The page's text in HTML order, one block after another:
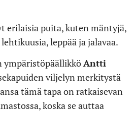
erilaisia ​​puita, kuten mäntyjä,
leppää ja jalavaa.
ympäristöpäällikköAntti
viljelyn merkitystä
tämä tapa on ratkaisevan
koska se auttaa